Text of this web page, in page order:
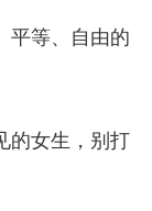
平等、自由的
的女生，别打